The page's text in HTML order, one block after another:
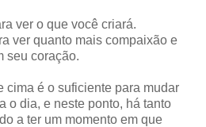
ver o que você criará.
ver quanto mais compaixão e
seu coração.
cima é o suficiente para mudar
o dia, e neste ponto, há tanto
a ter um momento em que